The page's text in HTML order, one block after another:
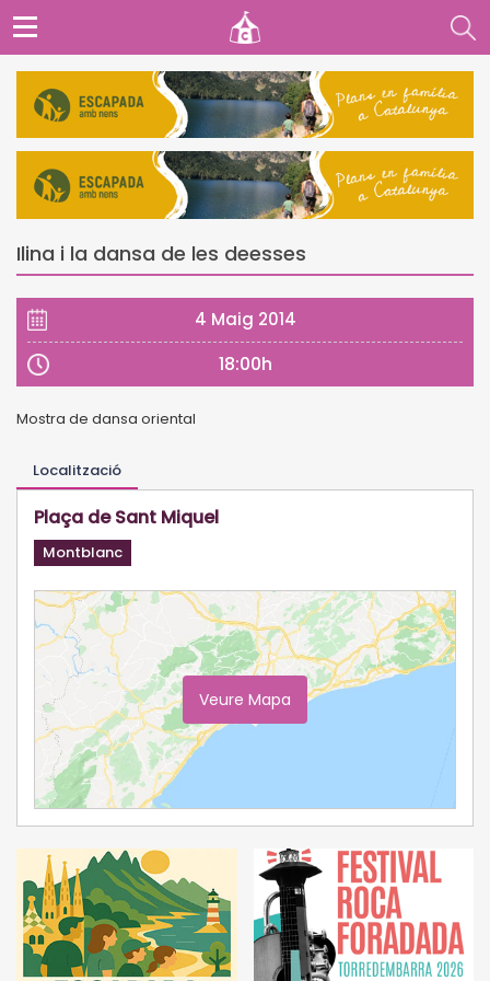
Ilina i la dansa de les deesses
4 Maig 2014
18:00h
Mostra de dansa oriental
Localització
Plaça de Sant Miquel
Montblanc
Veure Mapa